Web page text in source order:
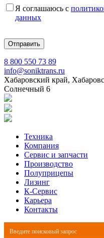
Я соглашаюсь с
данных
8 800 550 73 89
info@soniktrans.ru
Хабаровский край,
Солнечный 6
Техника
Компания
Сервис и запчасти
Производство
Полуприцепы
Лизинг
К-Сервис
Карьера
Контакты